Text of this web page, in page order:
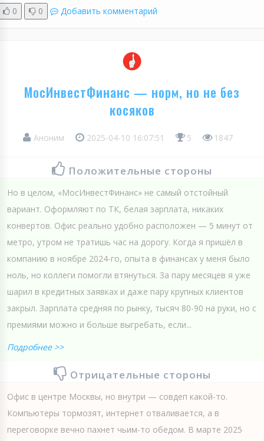
0 0 Добавить комментарий
МосИнвестФинанс — норм, но не без
косяков
Аноним 2025-04-10 16:07:51 5 1847
Положительные стороны
Но в целом, «МосИнвестФинанс» не самый отстойный
вариант. Оформляют по ТК, белая зарплата, никаких
конвертов. Офис реально удобно расположен — 5 минут от
метро, утром не тратишь час на дорогу. Когда я пришёл в
компанию в ноябре 2024-го, опыта в финансах у меня было
ноль, но коллеги помогли втянуться. За пару месяцев я уже
шарил в кредитных заявках и даже пару крупных клиентов
закрыл. Зарплата средняя по рынку, тысяч 80-90 на руки, но с
премиями можно и больше выгребать, если...
Подробнее >>
Отрицательные стороны
Офис в центре Москвы, но внутри — совдеп какой-то.
Компьютеры тормозят, интернет отваливается, а в
переговорке вечно пахнет чьим-то обедом. В марте 2025